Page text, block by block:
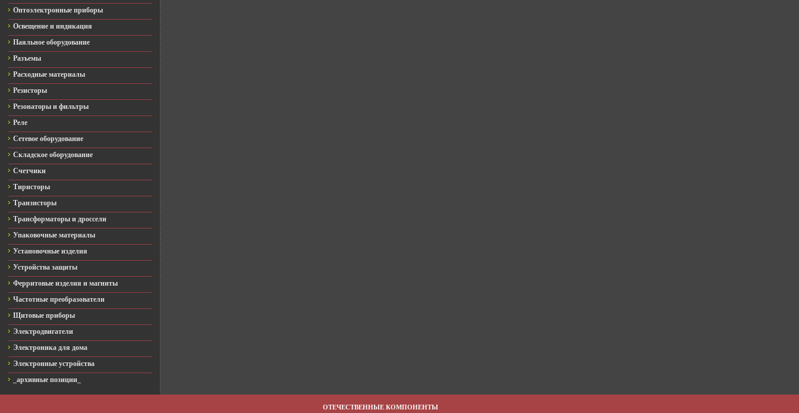
Оптоэлектронные приборы
Освещение и индикация
Паяльное оборудование
Разъемы
Расходные материалы
Резисторы
Резонаторы и фильтры
Реле
Сетевое оборудование
Складское оборудование
Счетчики
Тиристоры
Транзисторы
Трансформаторы и дроссели
Упаковочные материалы
Установочные изделия
Устройства защиты
Ферритовые изделия и магниты
Частотные преобразователи
Щитовые приборы
Электродвигатели
Электроника для дома
Электронные устройства
_архивные позиции_
ОТЕЧЕСТВЕННЫЕ КОМПОНЕНТЫ